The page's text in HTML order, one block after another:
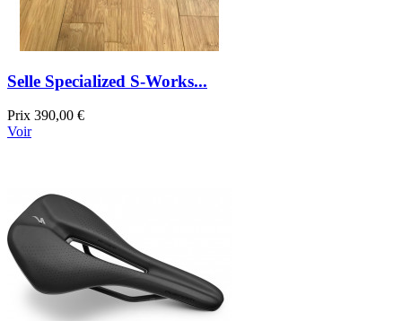
Selle Specialized S-Works...
Prix 390,00 €
Voir